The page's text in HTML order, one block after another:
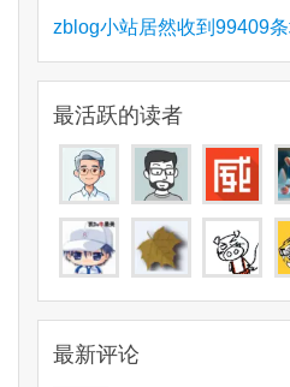
zblog小站居然收到99409
最活跃的读者
最新评论